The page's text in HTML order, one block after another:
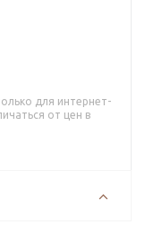
для интернет-
от цен в